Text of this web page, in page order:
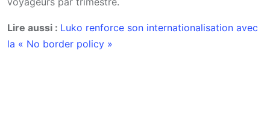
Lire aussi : Luko renforce son internationalisation avec
la « No border policy »